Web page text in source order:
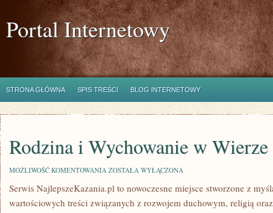
Portal Internetowy
STRONA GŁÓWNA SPIS TREŚCI BLOG INTERNETOWY
Rodzina i Wychowanie w Wierze
MOŻLIWOŚĆ KOMENTOWANIA RODZINA
WYCHOWANIE
WIERZE
ZOSTAŁA WYŁĄCZONA
Serwis NajlepszeKazania.pl to nowoczesne miejsce stworzone z
wartościowych treści związanych z rozwojem duchowym, religią